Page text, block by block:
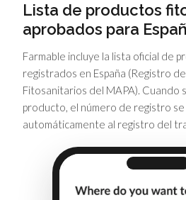
Lista de productos
aprobados para
Farmable incluye la lista oficial de
registrados en España (Registro
Fitosanitarios del MAPA). Cuando
producto, el número de registro
automáticamente al registro del